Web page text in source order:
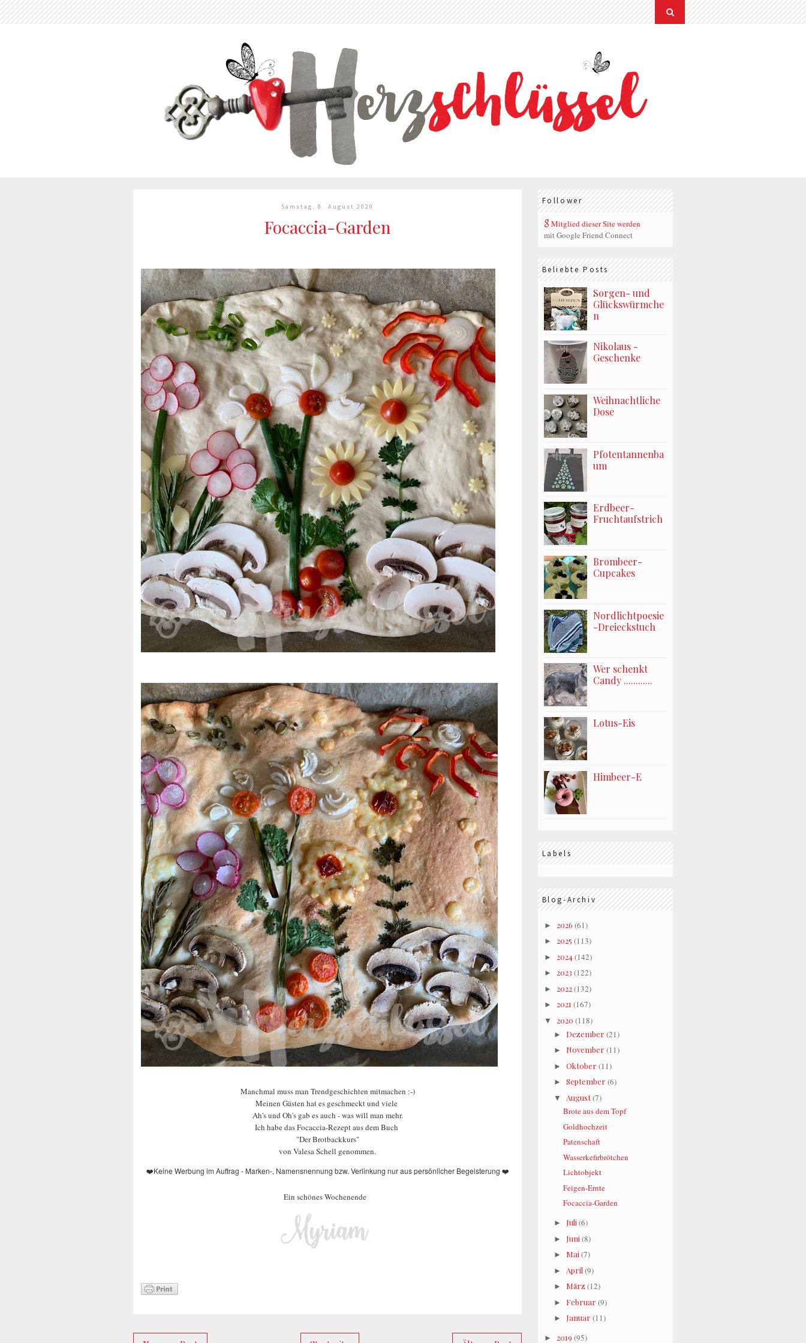
Samstag, 8. August 2020
Focaccia-Garden
Manchmal muss man Trendgeschichten mitmachen :-)
Meinen Gästen hat es geschmeckt und viele
Ah's und Oh's gab es auch - was will man mehr.
Ich habe das Focaccia-Rezept aus dem Buch
"Der Brotbackkurs"
von Valesa Schell genommen.
❤️Keine Werbung im Auftrag - Marken-, Namensnennung bzw. Verlinkung nur aus persönlicher Begeisterung ❤️
Ein schönes Wochenende
Follower
Mitglied dieser Site werden
mit Google Friend Connect
Beliebte Posts
Sorgen- und
Glückswürmche
n
Nikolaus -
Geschenke
Weihnachtliche
Dose
Pfotentannenba
um
Erdbeer-
Fruchtaufstrich
Brombeer-
Cupcakes
Nordlichtpoesie
-Dreieckstuch
Wer schenkt
Candy ............
Lotus-Eis
Himbeer-E
Labels
Blog-Archiv
► 2026 (61)
► 2025 (113)
► 2024(142)
► 2023 (122)
► 2022(132)
► 2021 (167)
▼ 2020 (118)
► Dezember (21)
► November (11)
► Oktober (11)
► September (6)
▼ August (7)
Brote aus dem Topf
Goldhochzeit
Patenschaft
Wasserkefirbrötchen
Lichtobjekt
Feigen-Ernte
Focaccia-Garden
► Juli (6)
► Juni (8)
► Mai (7)
► April (9)
► März (12)
► Februar (9)
► Januar (11)
► 2019 (95)